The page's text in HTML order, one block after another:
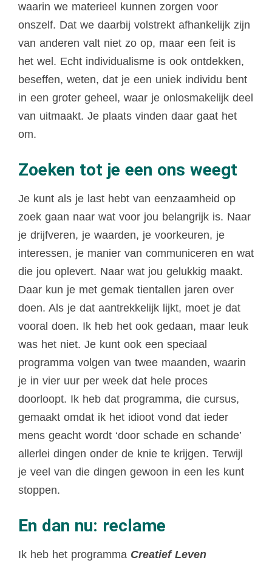
waarin we materieel kunnen zorgen voor
onszelf. Dat we daarbij volstrekt afhankelijk zijn
van anderen valt niet zo op, maar een feit is
het wel. Echt individualisme is ook ontdekken,
beseffen, weten, dat je een uniek individu bent
in een groter geheel, waar je onlosmakelijk deel
van uitmaakt. Je plaats vinden daar gaat het
om.
Zoeken tot je een ons weegt
Je kunt als je last hebt van eenzaamheid op
zoek gaan naar wat voor jou belangrijk is. Naar
je drijfveren, je waarden, je voorkeuren, je
interessen, je manier van communiceren en wat
die jou oplevert. Naar wat jou gelukkig maakt.
Daar kun je met gemak tientallen jaren over
doen. Als je dat aantrekkelijk lijkt, moet je dat
vooral doen. Ik heb het ook gedaan, maar leuk
was het niet. Je kunt ook een speciaal
programma volgen van twee maanden, waarin
je in vier uur per week dat hele proces
doorloopt. Ik heb dat programma, die cursus,
gemaakt omdat ik het idioot vond dat ieder
mens geacht wordt ‘door schade en schande’
allerlei dingen onder de knie te krijgen. Terwijl
je veel van die dingen gewoon in een les kunt
stoppen.
En dan nu: reclame
Ik heb het programma Creatief Leven